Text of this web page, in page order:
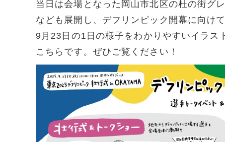
当日は会場となった岡山市北区の杜の街グ
なども展開し、デフリンピック開幕に向け
9月23日の1日の様子をわかりやすいイラス
こちらです。ぜひご覧ください！